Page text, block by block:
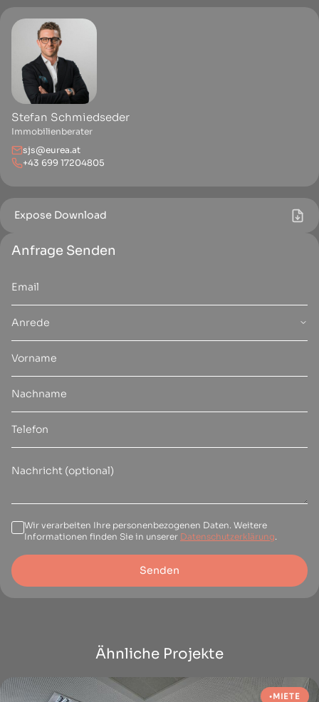
Stefan Schmiedseder
Immobilienberater
sjs@eurea.at
+43 699 17204805
Expose Download
Anfrage Senden
Anrede
Wir verarbeiten Ihre personenbezogenen Daten. Weitere
Informationen finden Sie in unserer Datenschutzerklärung.
Senden
Ähnliche Projekte
MIETE